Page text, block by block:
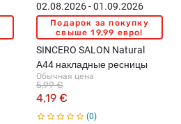
02.08.2026 - 01.09.2026
Подарок за покупку
свыше 19,99 евро!
SINCERO SALON Natural
A44 накладные ресницы
Обычная цена
4,19 €
5,99 €
0